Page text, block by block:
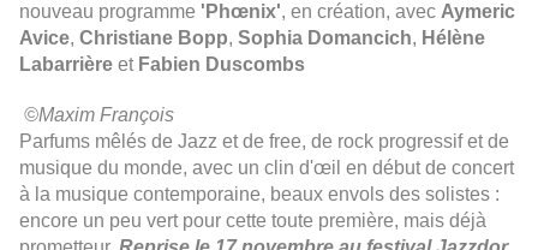
nouveau programme 'Phœnix', en création, avec Aymeric
Avice, Christiane Bopp, Sophia Domancich, Hélène
Labarrière et Fabien Duscombs
©Maxim François
Parfums mêlés de Jazz et de free, de rock progressif et de
musique du monde, avec un clin d'œil en début de concert
à la musique contemporaine, beaux envols des solistes :
encore un peu vert pour cette toute première, mais déjà